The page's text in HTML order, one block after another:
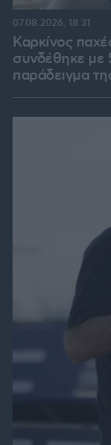
Καρκίνος
συνδέθηκε με
παράδειγμα
07.08.2026, 18:31